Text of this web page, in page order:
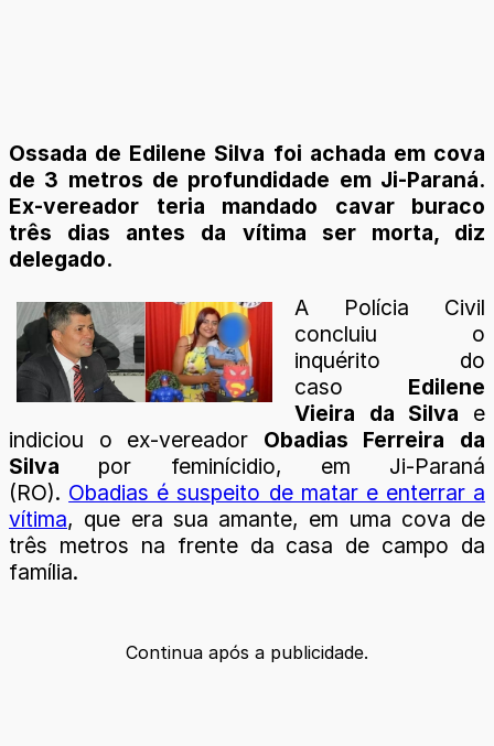
Ossada de Edilene Silva foi achada em cova
de 3 metros de profundidade em Ji-Paraná.
Ex-vereador teria mandado cavar buraco
três dias antes da vítima ser morta, diz
delegado.
A Polícia Civil
concluiu o
inquérito do
caso Edilene
Vieira da Silva e
indiciou o ex-vereador Obadias Ferreira da
Silva por feminícidio, em Ji-Paraná
(RO). Obadias é suspeito de matar e enterrar a
vítima, que era sua amante, em uma cova de
três metros na frente da casa de campo da
família.
Continua após a publicidade.